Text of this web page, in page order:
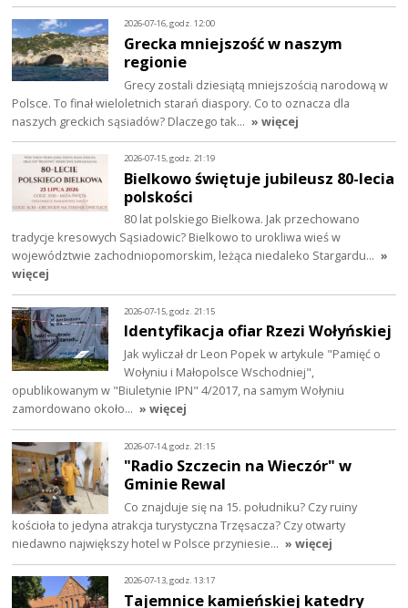
2026-07-16, godz. 12:00
Grecka mniejszość w naszym
regionie
Grecy zostali dziesiątą mniejszością narodową w
Polsce. To finał wieloletnich starań diaspory. Co to oznacza dla
naszych greckich sąsiadów? Dlaczego tak… » więcej
2026-07-15, godz. 21:19
Bielkowo świętuje jubileusz 80-lecia
polskości
80 lat polskiego Bielkowa. Jak przechowano
tradycje kresowych Sąsiadowic? Bielkowo to urokliwa wieś w
województwie zachodniopomorskim, leżąca niedaleko Stargardu… »
więcej
2026-07-15, godz. 21:15
Identyfikacja ofiar Rzezi Wołyńskiej
Jak wyliczał dr Leon Popek w artykule "Pamięć o
Wołyniu i Małopolsce Wschodniej",
opublikowanym w "Biuletynie IPN" 4/2017, na samym Wołyniu
zamordowano około… » więcej
2026-07-14, godz. 21:15
"Radio Szczecin na Wieczór" w
Gminie Rewal
Co znajduje się na 15. południku? Czy ruiny
kościoła to jedyna atrakcja turystyczna Trzęsacza? Czy otwarty
niedawno największy hotel w Polsce przyniesie… » więcej
2026-07-13, godz. 13:17
Tajemnice kamieńskiej katedry